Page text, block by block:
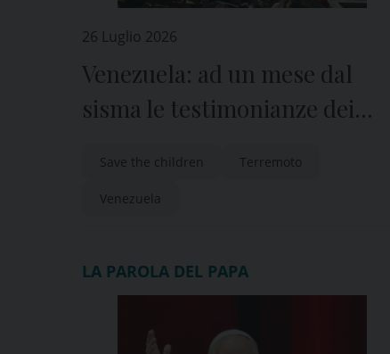
26 Luglio 2026
Venezuela: ad un mese dal
sisma le testimonianze dei
Save the children Terremoto
Venezuela
LA PAROLA DEL PAPA